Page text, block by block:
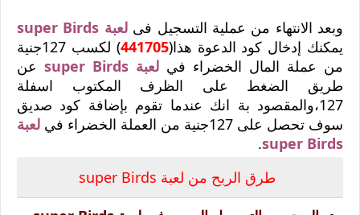
وبعد الانتهاء من عملية التسجيل فىلعبة super Birds
يمكنك إدخال كود الدعوة هذا(441705
) لكسب 127جنية
من عملة المال الخضراء في لعبة super Birds
عن
طريق الضغط على الظرف المكتوب اسفلة
127،والمقصود بة انك عندما تقوم بإضافة كود صديق
سوف تحصل على 127جنية من العملة الخضراء في
لعبة
super Birds
.
طرق الربح من لعبة super Birds